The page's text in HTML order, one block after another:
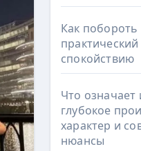
Как побороть
практический
спокойствию
Что
глубокое
характер и
нюансы